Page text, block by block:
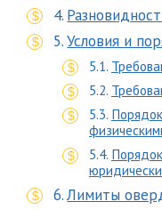
Условия и
Лимиты